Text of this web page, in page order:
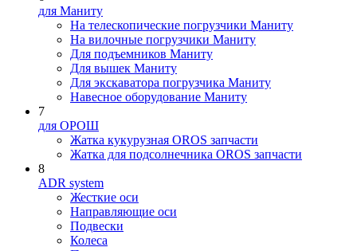
для Маниту
На телескопические погрузчики Маниту
На вилочные погрузчики Маниту
Для подъемников Маниту
Для вышек Маниту
Для экскаватора погрузчика Маниту
Навесное оборудование Маниту
7
для ОРОШ
Жатка кукурузная OROS запчасти
Жатка для подсолнечника OROS запчасти
8
ADR system
Жесткие оси
Направляющие оси
Подвески
Колеса